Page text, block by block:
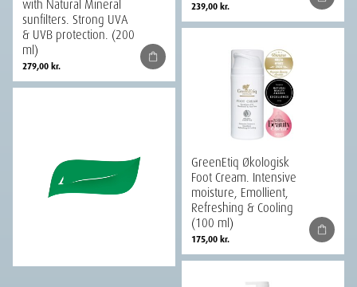
239,00kr.
sunfilters. Strong UVA
& UVB protection. (200
ml)
279,00kr.
GreenEtiq Økologisk
Foot Cream. Intensive
moisture, Emollient,
Refreshing & Cooling
(100 ml)
175,00kr.